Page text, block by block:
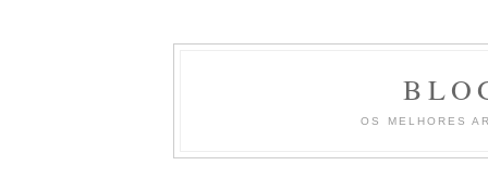
OS MELHORES